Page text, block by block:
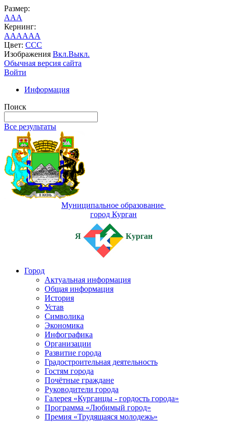
Размер:
AAA
Кернинг:
AAAAAA
Цвет: CCC
Изображения Вкл.Выкл.
Обычная версия сайта
Войти
Информация
Поиск
Все результаты
Муниципальное образование
город Курган
Я Курган
Город
Актуальная информация
Общая информация
История
Устав
Символика
Экономика
Инфографика
Организации
Развитие города
Градостроительная деятельность
Гостям города
Почётные граждане
Руководители города
Галерея «Курганцы - гордость города»
Программа «Любимый город»
Премия «Трудящаяся молодежь»